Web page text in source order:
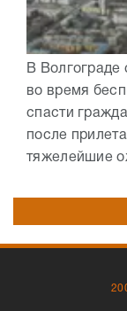
В Волгограде
во время
спасти
после
тяжелейшие